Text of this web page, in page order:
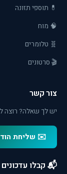
💊 תוספי תזונה
🧠 מוח
🧬 טלומרים
🎬 סרטונים
צור קשר
יש לך שאלה? רוצה
✉️ שליחת
📬 קבלו עדכונים